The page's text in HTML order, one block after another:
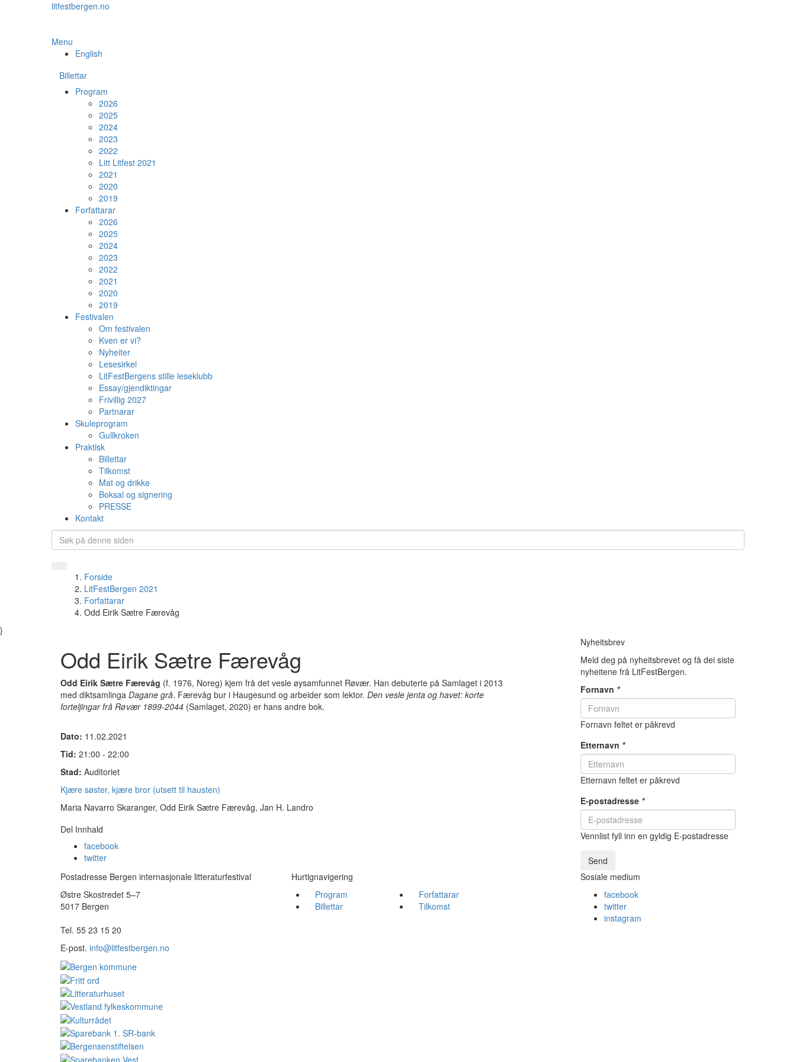
litfestbergen.no
Menu
English
Billettar
Program
2026
2025
2024
2023
2022
Litt Litfest 2021
2021
2020
2019
Forfattarar
2026
2025
2024
2023
2022
2021
2020
2019
Festivalen
Om festivalen
Kven er vi?
Nyheiter
Lesesirkel
LitFestBergens stille leseklubb
Essay/gjendiktingar
Frivillig 2027
Partnarar
Skuleprogram
Gullkroken
Praktisk
Billettar
Tilkomst
Mat og drikke
Boksal og signering
PRESSE
Kontakt
Forside
LitFestBergen 2021
Forfattarar
Odd Eirik Sætre Færevåg
}
Odd Eirik Sætre Færevåg
Odd Eirik Sætre Færevåg (f. 1976, Noreg) kjem frå det vesle øysamfunnet Røvær. Han debuterte på Samlaget i 2013
med diktsamlinga Dagane grå. Færevåg bur i Haugesund og arbeider som lektor. Den vesle jenta og havet: korte
forteljingar frå Røvær 1899-2044 (Samlaget, 2020) er hans andre bok.
Dato: 11.02.2021
Tid: 21:00 - 22:00
Stad: Auditoriet
Kjære søster, kjære bror (utsett til hausten)
Maria Navarro Skaranger, Odd Eirik Sætre Færevåg, Jan H. Landro
Del Innhald
facebook
twitter
Nyheitsbrev
Meld deg på nyheitsbrevet og få dei siste
nyheitene frå LitFestBergen.
Fornavn *
Fornavn feltet er påkrevd
Etternavn *
Etternavn feltet er påkrevd
E-postadresse *
Vennlist fyll inn en gyldig E-postadresse
Send
Postadresse Bergen internasjonale litteraturfestival
Østre Skostredet 5–7
5017 Bergen
Tel. 55 23 15 20
E-post. info@litfestbergen.no
Hurtignavigering
Program
Forfattarar
Billettar
Tilkomst
Sosiale medium
facebook
twitter
instagram